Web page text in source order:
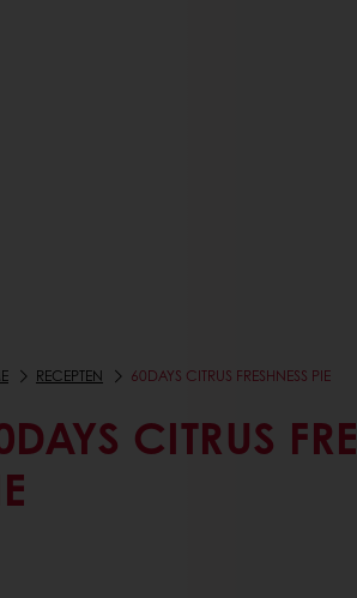
RECEPTEN 60DAYS CITRUS FRESHNESS PIE
CITRUS